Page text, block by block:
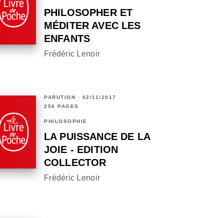
PHILOSOPHER ET
MÉDITER AVEC LES
ENFANTS
Frédéric Lenoir
PARUTION : 02/11/2017
256 PAGES
PHILOSOPHIE
LA PUISSANCE DE LA
JOIE - EDITION
COLLECTOR
Frédéric Lenoir